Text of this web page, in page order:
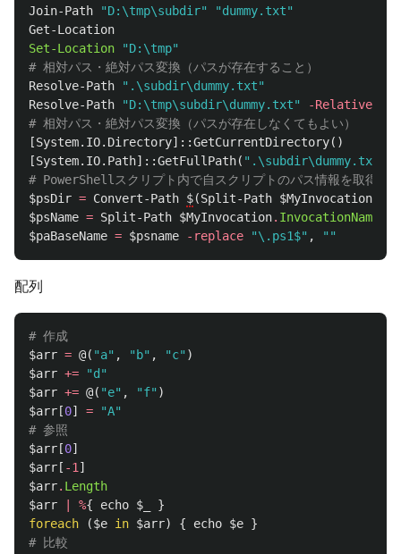
Join-Path
"D:\tmp\subdir"
"dummy.txt"
Get-Location
Set-Location
"D:\tmp"
# 相対パス・絶対パス変換（パスが存在すること）
Resolve-Path
".\subdir\dummy.txt"
Resolve-Path
"D:\tmp\subdir\dummy.txt" -Relative
# 相対パス・絶対パス変換（パスが存在しなくてもよい）
[System.IO.Directory]::GetCurrentDirectory()
[System.IO.Path]::GetFullPath( ".\subdir\dummy.txt"
# PowerShellスクリプト内で自スクリプトのパス情報を取得
$psDir = Convert-Path $(Split-Path $MyInvocation
$psName = Split-Path $MyInvocation. InvocationName
$paBaseName = $psname -replace "\.ps1$" , ""
配列
# 作成
$arr = @( "a" , "b" , "c" )
$arr +=
"d"
$arr += @( "e" , "f" )
$arr [0] =
"A"
# 参照
$arr [0]
$arr [ -1 ]
$arr. Length
$arr
%{ echo $_
}
foreach
($e in $arr) { echo $e }
# 比較